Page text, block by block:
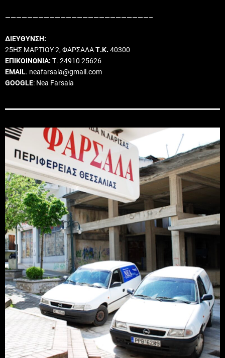
——————————————————————————–
ΔΙΕΥΘΥΝΣΗ:
25ΗΣ ΜΑΡΤΙΟΥ 2, ΦΑΡΣΑΛΑΤ.Κ. 40300
ΕΠΙΚΟΙΝΩΝΙΑ: Τ. 24910 25626
EMAIL. neafarsala@gmail.com
GOOGLE: Nea Farsala